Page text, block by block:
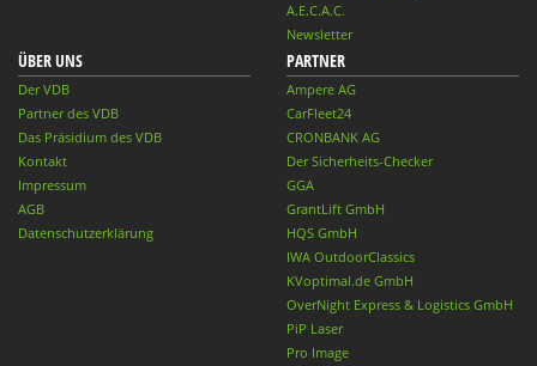
A.E.C.A.C.
Newsletter
ÜBER UNS
Der VDB
Partner des VDB
Das Präsidium des VDB
Kontakt
Impressum
AGB
Datenschutzerklärung
PARTNER
Ampere AG
CarFleet24
CRONBANK AG
Der Sicherheits-Checker
GGA
GrantLift GmbH
HQS GmbH
IWA OutdoorClassics
KVoptimal.de GmbH
OverNight Express & Logistics GmbH
PiP Laser
Pro Image